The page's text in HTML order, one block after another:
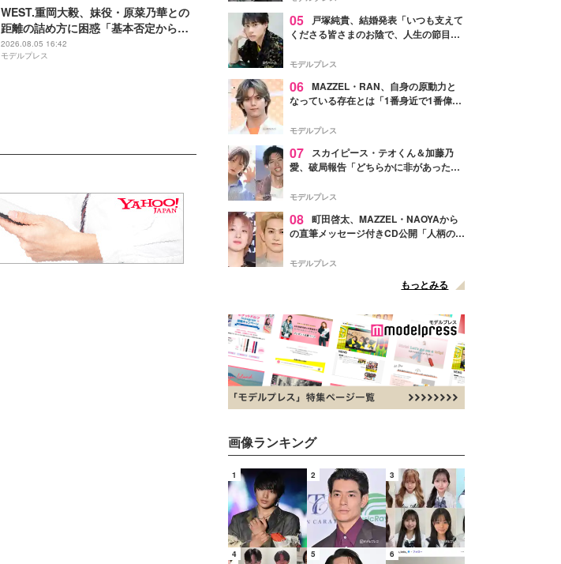
WEST.重岡大毅、妹役・原菜乃華との
距離の詰め方に困惑「基本否定から入
る会話をしてしまった」【5秒で完全犯
罪を生成する方法】
2026.08.05 16:42
モデルプレス
05
戸塚純貴、結婚発表「いつも支えて
くださる皆さまのお陰で、人生の節目を
す」【全文】
モデルプレス
06 MAZZEL・RAN、自身の原動力と
なっている存在とは「1番身近で1番偉大
モデルプレス
07
スカイピース・テオくん＆加藤乃
愛、破局報告「どちらかに非があったわ
モデルプレス
08 町田啓太、MAZZEL・NAOYAから
の直筆メッセージ付きCD公開「人柄の良
モデルプレス
もっとみる
画像ランキング
1 2 3
4 5 6